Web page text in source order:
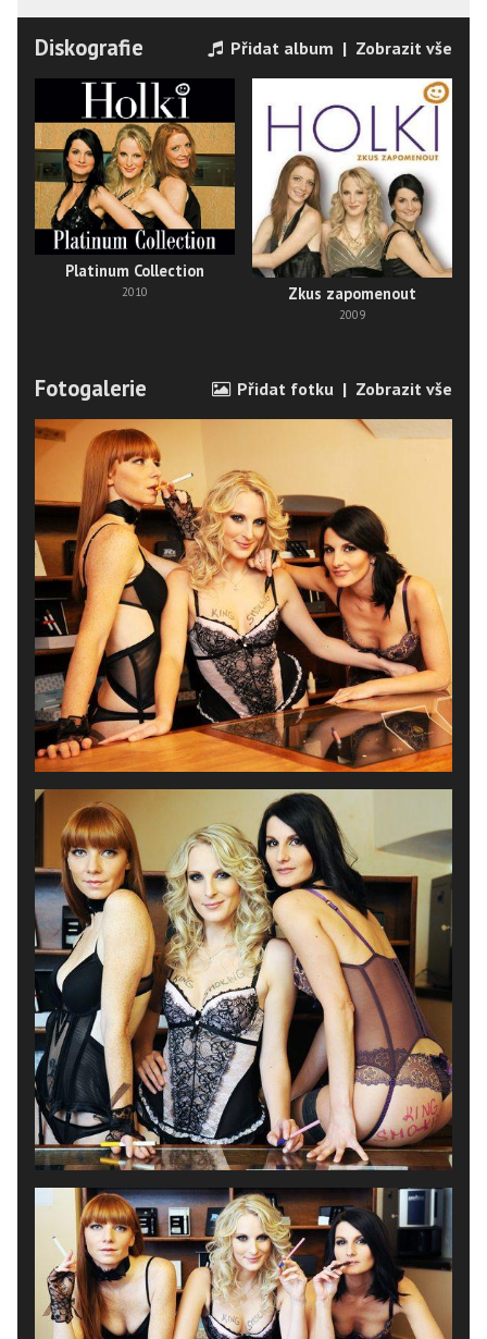
Diskografie Přidat album | Zobrazit vše
Platinum Collection
2010 Zkus zapomenout
2009
Fotogalerie Přidat fotku | Zobrazit vše